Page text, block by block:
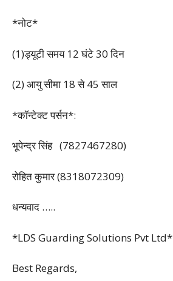
*नोट*
(1)ड्यूटी समय 12 घंटे 30 दिन
(2) आयु सीमा 18 से 45 साल
*कॉन्टेक्ट पर्सन*:
भूपेन्द्र सिंह (7827467280)
रोहित कुमार (8318072309)
धन्यवाद …..
*LDS Guarding Solutions Pvt Ltd*
Best Regards,